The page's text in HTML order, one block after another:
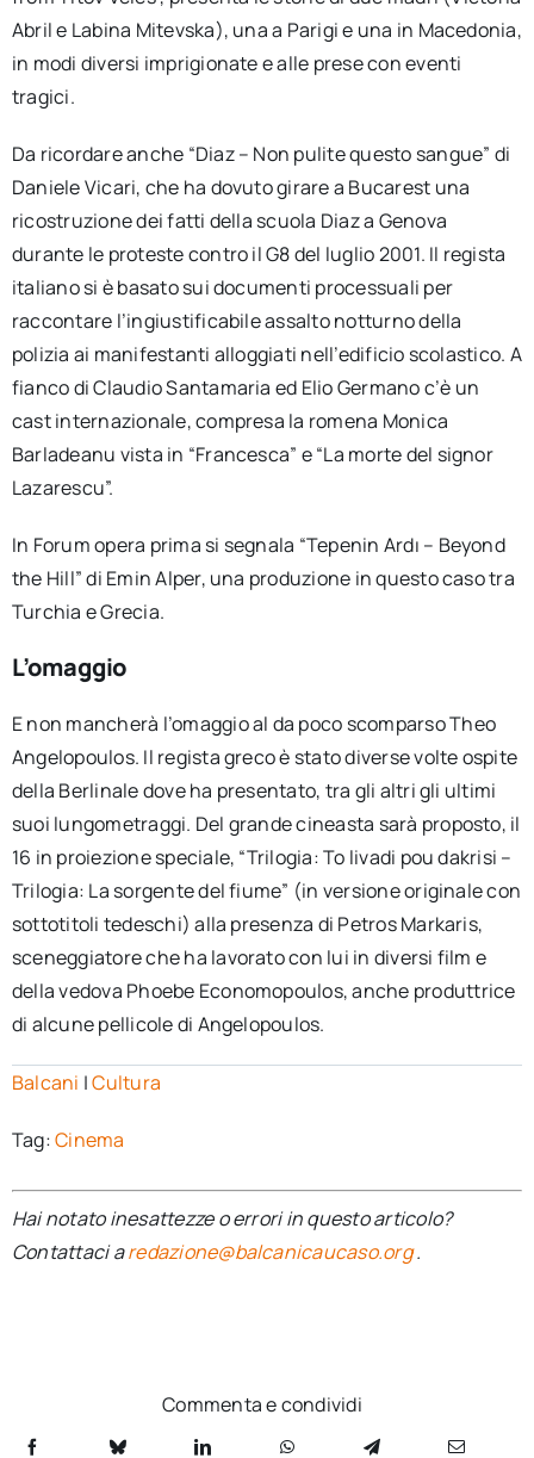
Abril e Labina Mitevska), una a Parigi e una in Macedonia,
in modi diversi imprigionate e alle prese con eventi
tragici.
Da ricordare anche “Diaz – Non pulite questo sangue” di
Daniele Vicari, che ha dovuto girare a Bucarest una
ricostruzione dei fatti della scuola Diaz a Genova
durante le proteste contro il G8 del luglio 2001. Il regista
italiano si è basato sui documenti processuali per
raccontare l’ingiustificabile assalto notturno della
polizia ai manifestanti alloggiati nell’edificio scolastico. A
fianco di Claudio Santamaria ed Elio Germano c’è un
cast internazionale, compresa la romena Monica
Barladeanu vista in “Francesca” e “La morte del signor
Lazarescu”.
In Forum opera prima si segnala “Tepenin Ardı – Beyond
the Hill” di Emin Alper, una produzione in questo caso tra
Turchia e Grecia.
L’omaggio
E non mancherà l’omaggio al da poco scomparso Theo
Angelopoulos. Il regista greco è stato diverse volte ospite
della Berlinale dove ha presentato, tra gli altri gli ultimi
suoi lungometraggi. Del grande cineasta sarà proposto, il
16 in proiezione speciale, “Trilogia: To livadi pou dakrisi –
Trilogia: La sorgente del fiume” (in versione originale con
sottotitoli tedeschi) alla presenza di Petros Markaris,
sceneggiatore che ha lavorato con lui in diversi film e
della vedova Phoebe Economopoulos, anche produttrice
di alcune pellicole di Angelopoulos.
Balcani |Cultura
Tag:Cinema
Hai notato inesattezze o errori in questo articolo?
Contattaci aredazione@balcanicaucaso.org.
Commenta e condividi